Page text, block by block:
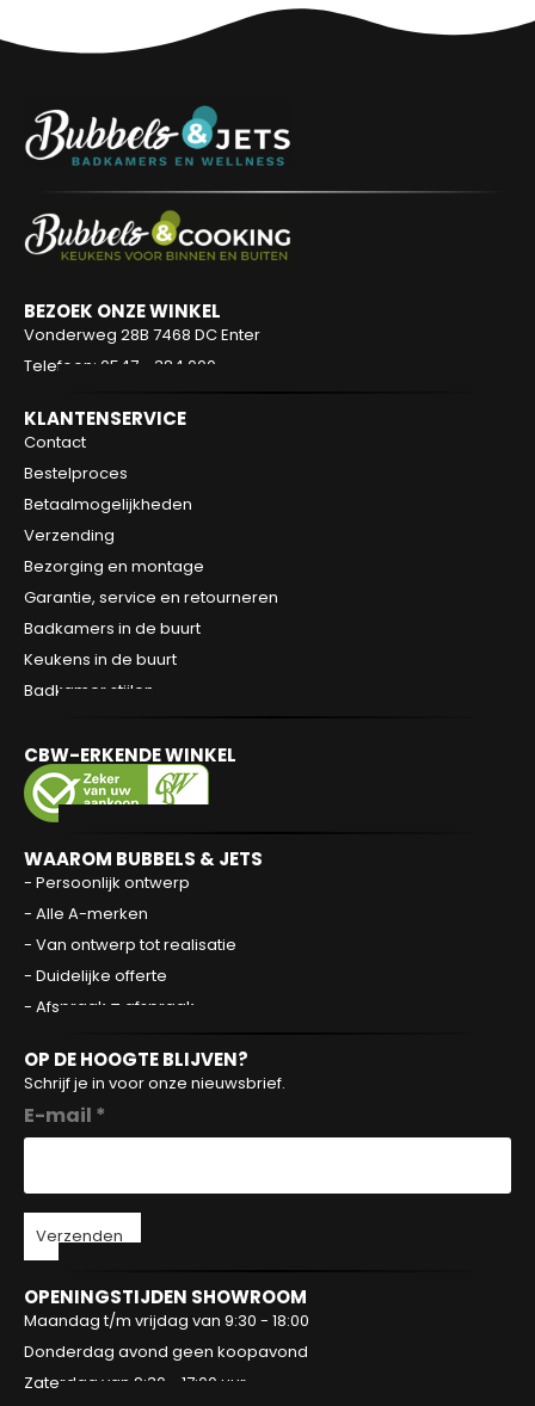
BEZOEK ONZE WINKEL
Vonderweg 28B 7468 DC Enter
Telefoon: 0547 - 384 000
KLANTENSERVICE
Contact
Bestelproces
Betaalmogelijkheden
Verzending
Bezorging en montage
Garantie, service en retourneren
Badkamers in de buurt
Keukens in de buurt
Badkamer stijlen
CBW-ERKENDE WINKEL
WAAROM BUBBELS & JETS
- Persoonlijk ontwerp
- Alle A-merken
- Van ontwerp tot realisatie
- Duidelijke offerte
- Afspraak = afspraak
OP DE HOOGTE BLIJVEN?
Schrijf je in voor onze nieuwsbrief.
E-mail *
Verzenden
OPENINGSTIJDEN SHOWROOM
Maandag t/m vrijdag van 9:30 - 18:00
Donderdag avond geen koopavond
Zaterdag van 9:30 - 17:00 uur